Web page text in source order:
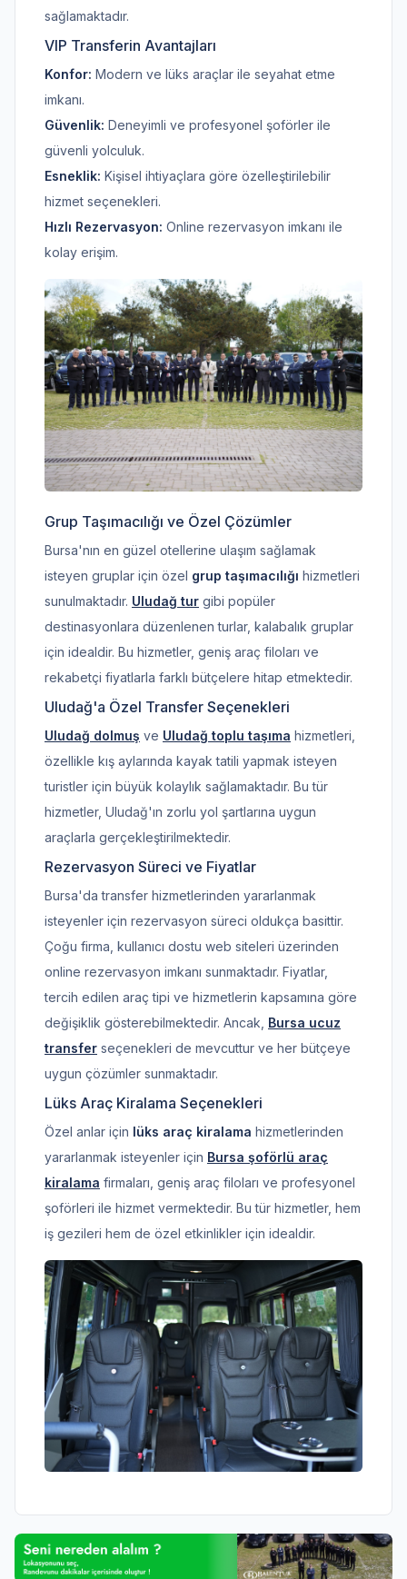
sağlamaktadır.
VIP Transferin Avantajları
Konfor: Modern ve lüks araçlar ile seyahat etme
imkanı.
Güvenlik: Deneyimli ve profesyonel şoförler ile
güvenli yolculuk.
Esneklik: Kişisel ihtiyaçlara göre özelleştirilebilir
hizmet seçenekleri.
Hızlı Rezervasyon: Online rezervasyon imkanı ile
kolay erişim.
Grup Taşımacılığı ve Özel Çözümler
Bursa'nın en güzel otellerine ulaşım sağlamak
isteyen gruplar için özel grup taşımacılığı hizmetleri
sunulmaktadır. Uludağ tur gibi popüler
destinasyonlara düzenlenen turlar, kalabalık gruplar
için idealdir. Bu hizmetler, geniş araç filoları ve
rekabetçi fiyatlarla farklı bütçelere hitap etmektedir.
Uludağ'a Özel Transfer Seçenekleri
Uludağ dolmuş ve Uludağ toplu taşıma hizmetleri,
özellikle kış aylarında kayak tatili yapmak isteyen
turistler için büyük kolaylık sağlamaktadır. Bu tür
hizmetler, Uludağ'ın zorlu yol şartlarına uygun
araçlarla gerçekleştirilmektedir.
Rezervasyon Süreci ve Fiyatlar
Bursa'da transfer hizmetlerinden yararlanmak
isteyenler için rezervasyon süreci oldukça basittir.
Çoğu firma, kullanıcı dostu web siteleri üzerinden
online rezervasyon imkanı sunmaktadır. Fiyatlar,
tercih edilen araç tipi ve hizmetlerin kapsamına göre
değişiklik gösterebilmektedir. Ancak, Bursa ucuz
transfer seçenekleri de mevcuttur ve her bütçeye
uygun çözümler sunmaktadır.
Lüks Araç Kiralama Seçenekleri
Özel anlar için lüks araç kiralama hizmetlerinden
yararlanmak isteyenler için Bursa şoförlü araç
kiralama firmaları, geniş araç filoları ve profesyonel
şoförleri ile hizmet vermektedir. Bu tür hizmetler, hem
iş gezileri hem de özel etkinlikler için idealdir.